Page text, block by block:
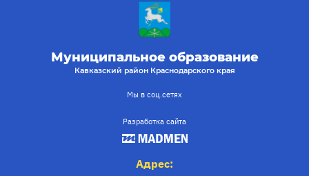
Муниципальное образование
Кавказский район Краснодарского края
Мы в соц.сетях
Разработка сайта
Адрес: